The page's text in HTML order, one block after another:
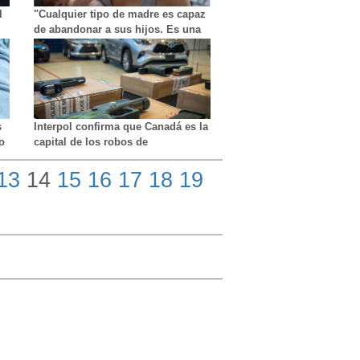
"Cualquier tipo de madre es capaz
de abandonar a sus hijos. Es una
cuestión de circunstancias"
Interpol confirma que Canadá es la
capital de los robos de
automóviles
14 15 16 17 18 19